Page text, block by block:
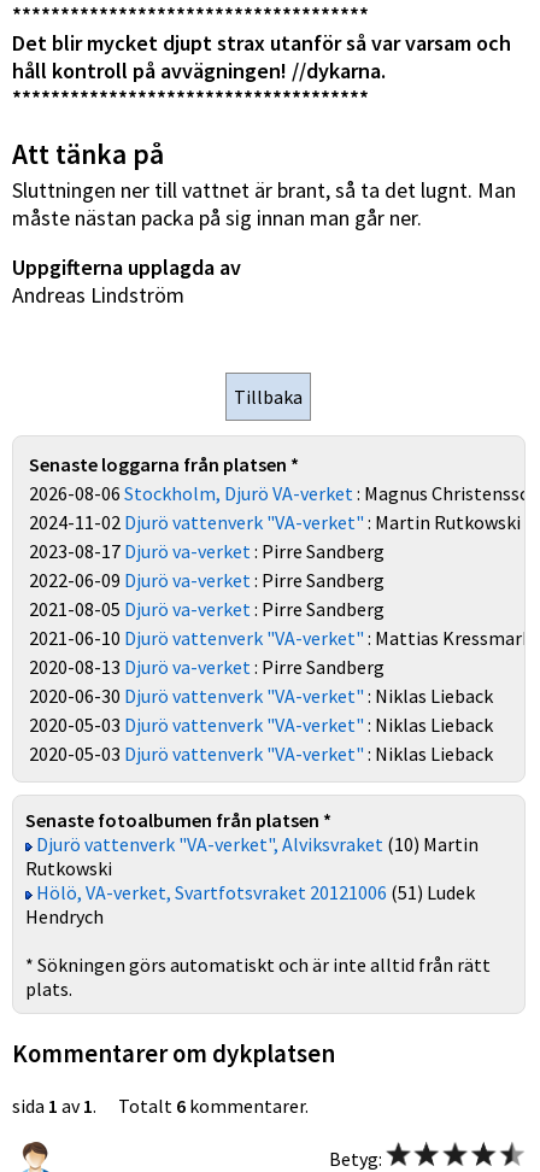
*************************************
Det blir mycket djupt strax utanför så var varsam och
håll kontroll på avvägningen! //dykarna.
*************************************
Att tänka på
Sluttningen ner till vattnet är brant, så ta det lugnt. Man
måste nästan packa på sig innan man går ner.
Uppgifterna upplagda av
Andreas Lindström
Senaste loggarna från platsen *
2026-08-06 Stockholm, Djurö VA-verket: Magnus
2024-11-02 Djurö vattenverk "VA-verket" : Martin Rutkowski
2023-08-17 Djurö va-verket: Pirre Sandberg
2022-06-09 Djurö va-verket: Pirre Sandberg
2021-08-05 Djurö va-verket: Pirre Sandberg
2021-06-10 Djurö vattenverk "VA-verket" : Mattias Kressmark
2020-08-13 Djurö va-verket: Pirre Sandberg
2020-06-30 Djurö vattenverk "VA-verket" : Niklas Lieback
2020-05-03 Djurö vattenverk "VA-verket" : Niklas Lieback
2020-05-03 Djurö vattenverk "VA-verket" : Niklas Lieback
Senaste fotoalbumen från platsen *
Djurö vattenverk "VA-verket", Alviksvraket (10) Martin
Rutkowski
Hölö, VA-verket, Svartfotsvraket 20121006 (51) Ludek
Hendrych
* Sökningen görs automatiskt och är inte alltid från rätt
plats.
Kommentarer om dykplatsen
sida 1 av1. Totalt 6 kommentarer.
Betyg: